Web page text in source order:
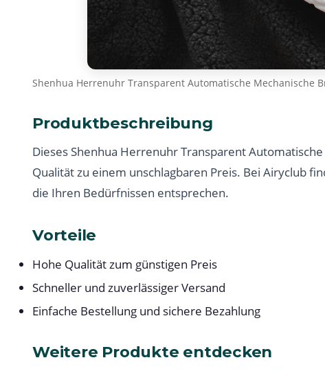
Shenhua Herrenuhr Transparent Automatische Mechanische
Produktbeschreibung
Dieses Shenhua Herrenuhr Transparent
Qualität zu einem unschlagbaren Preis. Bei Airyclub
die Ihren Bedürfnissen entsprechen.
Vorteile
Hohe Qualität zum günstigen Preis
Schneller und zuverlässiger Versand
Einfache Bestellung und sichere Bezahlung
Weitere Produkte entdecken